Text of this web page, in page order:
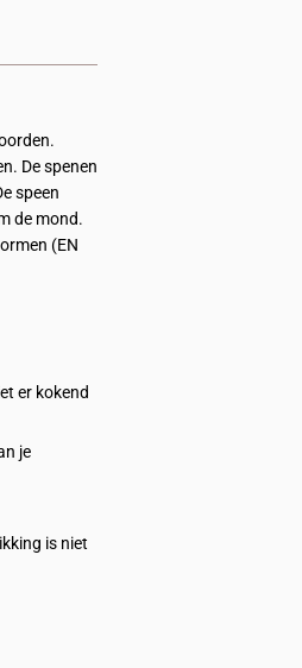
De spenen
speen
de mond.
(EN
er kokend
je
is niet